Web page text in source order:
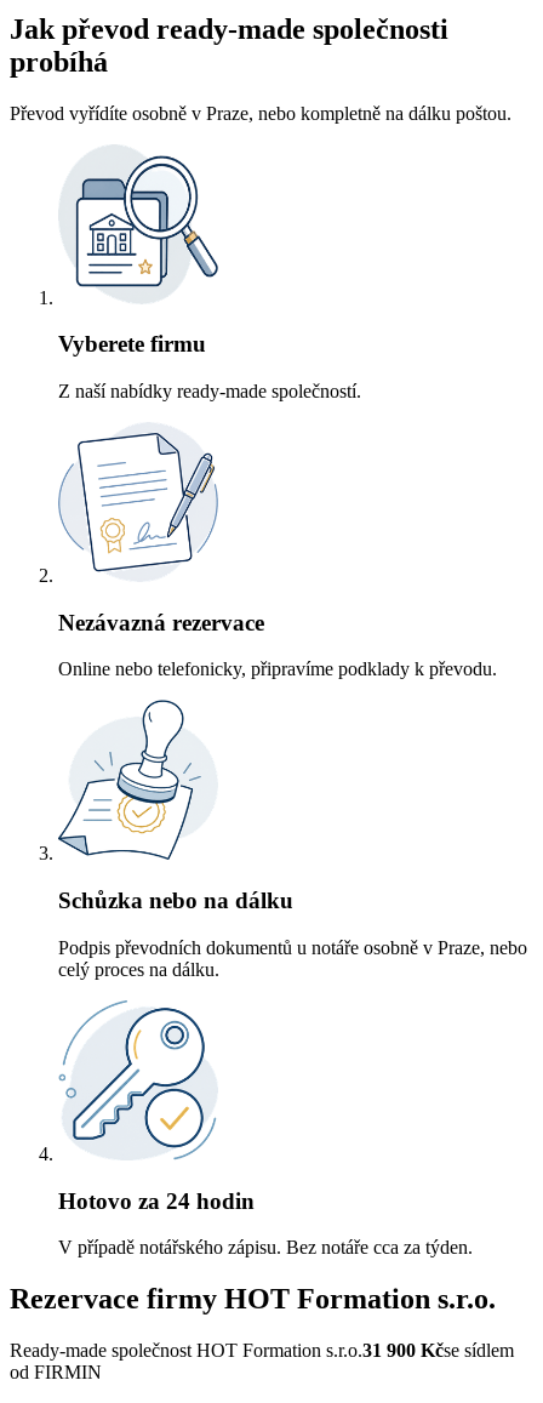
Jak převod ready-made společnosti
probíhá
Převod vyřídíte osobně v Praze, nebo kompletně na dálku poštou.
Vyberete firmu
Z naší nabídky ready-made společností.
Nezávazná rezervace
Online nebo telefonicky, připravíme podklady k převodu.
Schůzka nebo na dálku
Podpis převodních dokumentů u notáře osobně v Praze, nebo
celý proces na dálku.
Hotovo za 24 hodin
V případě notářského zápisu. Bez notáře cca za týden.
Rezervace firmy HOT Formation s.r.o.
Ready-made společnost HOT Formation s.r.o.31 900 Kčse sídlem
od FIRMIN